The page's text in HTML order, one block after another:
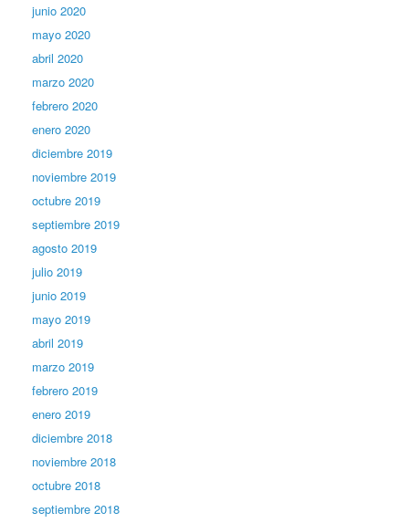
junio 2020
mayo 2020
abril 2020
marzo 2020
febrero 2020
enero 2020
diciembre 2019
noviembre 2019
octubre 2019
septiembre 2019
agosto 2019
julio 2019
junio 2019
mayo 2019
abril 2019
marzo 2019
febrero 2019
enero 2019
diciembre 2018
noviembre 2018
octubre 2018
septiembre 2018